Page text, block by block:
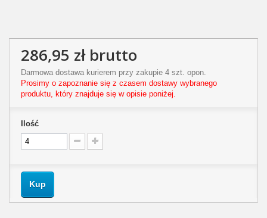
286,95 złbrutto
Darmowa dostawa kurierem przy zakupie 4 szt. opon.
Prosimy o zapoznanie się z czasem dostawy wybranego
produktu, który znajduje się w opisie poniżej.
Ilość
Kup